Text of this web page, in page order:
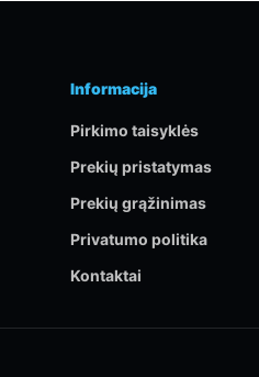
Informacija
Pirkimo taisyklės
Prekių pristatymas
Prekių grąžinimas
Privatumo politika
Kontaktai